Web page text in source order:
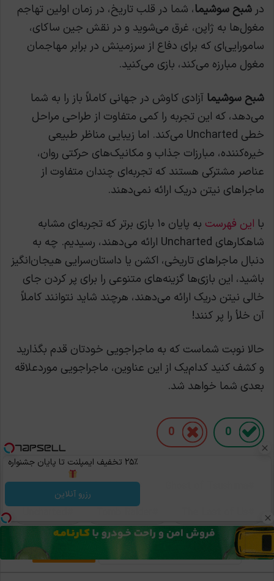
در شبح سوشیما، شما در قلب تاریخ، در زمان اولین تهاجم
مغول‌ها به ژاپن، غرق می‌شوید و در نقش جین ساکای،
سامورایی‌ای که برای دفاع از سرزمینش در برابر مهاجمان
مغول مبارزه می‌کند، بازی می‌کنید.
شبح سوشیما آزادی کاوش در جهانی کاملاً باز را به شما
می‌دهد، که این تجربه را کمی متفاوت از طراحی مراحل
خطی Uncharted می‌کند. اما زیبایی مناظر طبیعی
خیره‌کننده، مبارزات جذاب و مکانیک‌های حرکتی روان،
عناصر مشترکی هستند که تجربه‌ای چندان متفاوت از
ماجراهای نیتن دریک ارائه نمی‌دهند.
با این فهرست
به پایان ۱۰ بازی برتر که تجربه‌ای مشابه
شاهکارهای Uncharted ارائه می‌دهند، رسیدیم. چه به
دنبال ماجراهای تاریخی، اکشن یا داستان‌سرایی هیجان‌انگیز
باشید، این بازی‌ها گزینه‌های متنوعی را برای پر کردن جای
خالی نیتن دریک ارائه می‌دهند، هرچند شاید نتوانند کاملاً
آن خلأ را پر کنند!
حالا نوبت شماست که به ماجراجویی خودتان قدم بگذارید
و کشف کنید کدام‌یک از این عناوین، ماجراجویی موردعلاقه
بعدی شما خواهد شد.
0
0
Marvel's Spider-Man 2
کپی لینک
۲۵٪ تخفیف ایمپلنت تا پایان جشنواره
رزرو آنلاین